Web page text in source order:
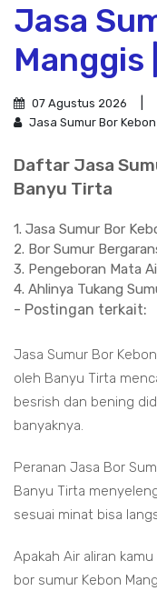
Jasa
Manggis
07 Agustus 2026
Jasa Sumur Bor
Daftar Jasa
Banyu Tirta
1. Jasa Sumur Bor
2. Bor Sumur
3. Pengeboran Mata
4. Ahlinya Tukang
- Postingan terkait:
Jasa Sumur Bor
oleh Banyu Tirta
besrish dan bening
banyaknya.
Peranan Jasa Bor
Banyu Tirta
sesuai minat bisa
Apakah Air aliran
bor sumur Kebon